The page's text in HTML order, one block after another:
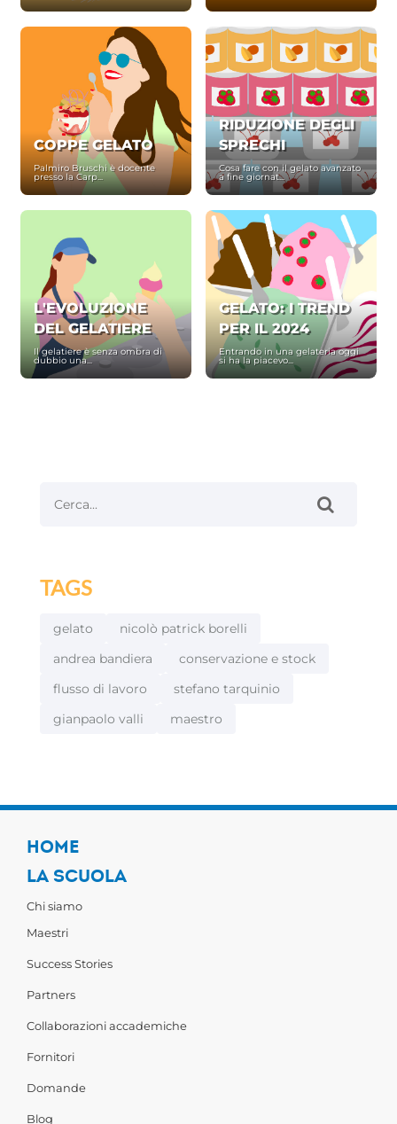
COPPE GELATO
Palmiro Bruschi è docente
presso la Carp...
RIDUZIONE DEGLI
SPRECHI
Cosa fare con il gelato avanzato
a fine giornat...
L'EVOLUZIONE
DEL GELATIERE
Il gelatiere è senza ombra di
dubbio una...
GELATO: I TREND
PER IL 2024
Entrando in una gelateria oggi
si ha la piacevo...
TAGS
gelato
nicolò patrick borelli
andrea bandiera
conservazione e stock
flusso di lavoro
stefano tarquinio
gianpaolo valli
maestro
HOME
LA SCUOLA
Chi siamo
Maestri
Success Stories
Partners
Collaborazioni accademiche
Fornitori
Domande
Blog